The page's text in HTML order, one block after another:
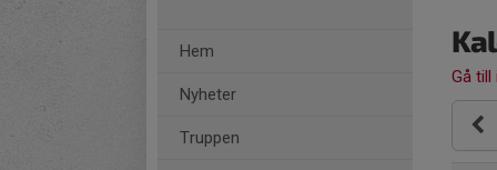
Hem
Nyheter
Truppen
Gå till